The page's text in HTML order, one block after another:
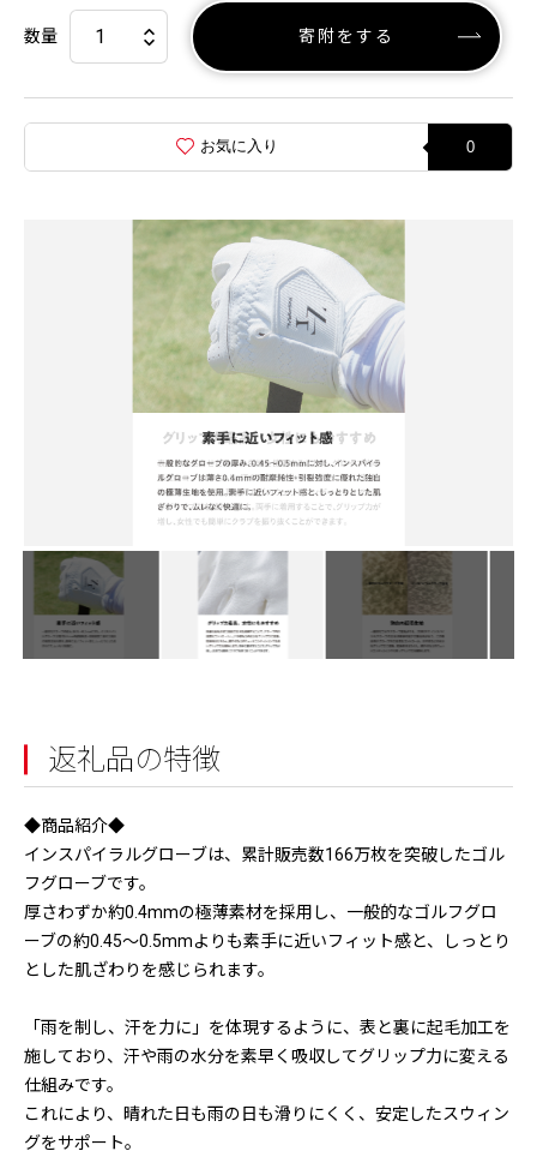
数量 寄附をする
お気に入り 0
返礼品の特徴
◆商品紹介◆
インスパイラルグローブは、累計販売数166万枚を突破したゴル
フグローブです。
厚さわずか約0.4mmの極薄素材を採用し、一般的なゴルフグロ
ーブの約0.45〜0.5mmよりも素手に近いフィット感と、しっとり
とした肌ざわりを感じられます。
「雨を制し、汗を力に」を体現するように、表と裏に起毛加工を
施しており、汗や雨の水分を素早く吸収してグリップ力に変える
仕組みです。
これにより、晴れた日も雨の日も滑りにくく、安定したスウィン
グをサポート。